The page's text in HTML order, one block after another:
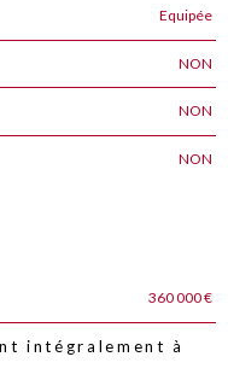
Equipée
NON
NON
NON
360 000 €
intégralement à